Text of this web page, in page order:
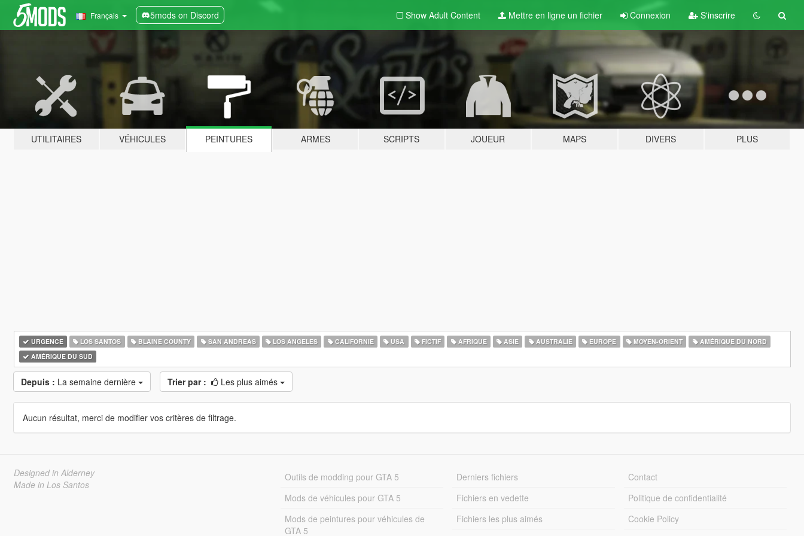
Français 5mods on Discord Show Adult Content Mettre en ligne un fichier Connexion S'inscrire
UTILITAIRES VÉHICULES PEINTURES ARMES SCRIPTS JOUEUR MAPS DIVERS PLUS
URGENCE LOS SANTOS BLAINE COUNTY SAN ANDREAS LOS ANGELES CALIFORNIE USA FICTIF AFRIQUE ASIE AUSTRALIE EUROPE MOYEN-ORIENT
AMÉRIQUE DU NORD
AMÉRIQUE DU SUD
Depuis : La semaine dernière Trier par : Les plus aimés
Aucun résultat, merci de modifier vos critères de filtrage.
Designed in Alderney
Made in Los Santos
Outils de modding pour GTA 5
Mods de véhicules pour GTA 5
Mods de peintures pour véhicules de
GTA 5
Derniers fichiers
Fichiers en vedette
Fichiers les plus aimés
Contact
Politique de confidentialité
Cookie Policy